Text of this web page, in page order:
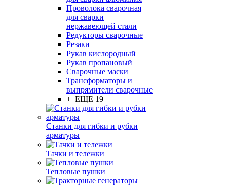
Проволока сварочная
для сварки
нержавеющей стали
Редукторы сварочные
Резаки
Рукав кислородный
Рукав пропановый
Сварочные маски
Трансформаторы и
выпрямители сварочные
+ ЕЩЕ 19
Станки для гибки и рубки
арматуры
Тачки и тележки
Тепловые пушки